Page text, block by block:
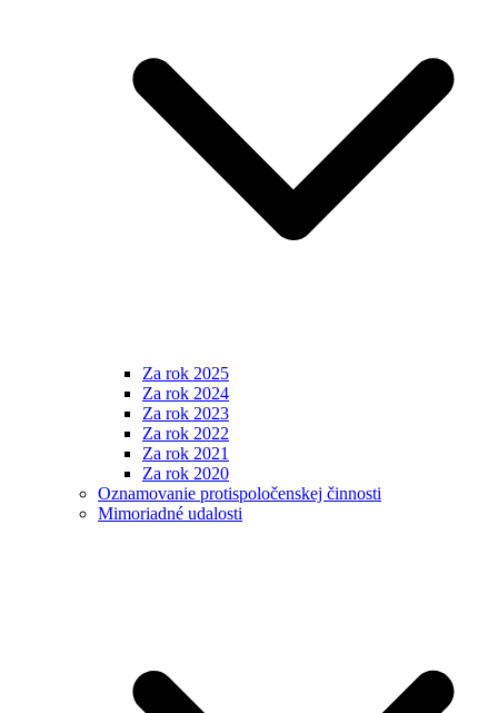
Za rok 2025
Za rok 2024
Za rok 2023
Za rok 2022
Za rok 2021
Za rok 2020
Oznamovanie protispoločenskej činnosti
Mimoriadné udalosti